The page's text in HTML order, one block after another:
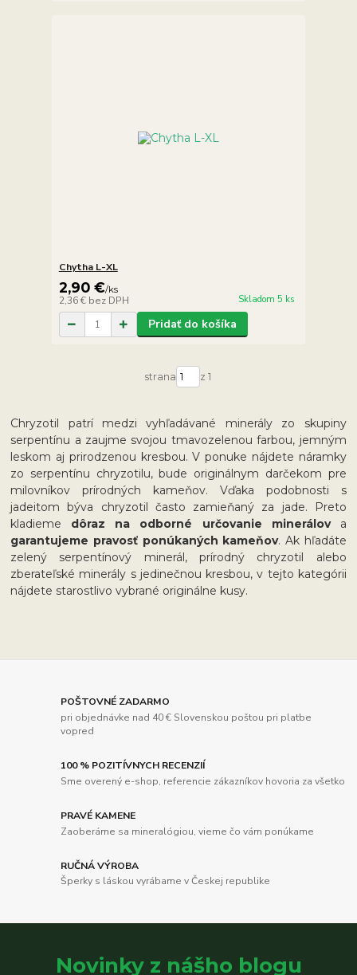
Chytha L-XL
2,90 €/ks
2,36 € bez DPH Skladom 5 ks
Pridať do košíka
strana z 1
Chryzotil patrí medzi vyhľadávané minerály zo skupiny
serpentínu a zaujme svojou tmavozelenou farbou, jemným
leskom aj prirodzenou kresbou. V ponuke nájdete náramky
zo serpentínu chryzotilu, bude originálnym darčekom pre
milovníkov prírodných kameňov. Vďaka podobnosti s
jadeitom býva chryzotil často zamieňaný za jade. Preto
kladieme dôraz na odborné určovanie minerálova
garantujeme pravosť ponúkaných kameňov. Ak hľadáte
zelený serpentínový minerál, prírodný chryzotil alebo
zberateľské minerály s jedinečnou kresbou, v tejto kategórii
nájdete starostlivo vybrané originálne kusy.
POŠTOVNÉ ZADARMO
pri objednávke nad 40 € Slovenskou poštou pri platbe
vopred
100 % POZITÍVNYCH RECENZIÍ
Sme overený e-shop, referencie zákazníkov hovoria za všetko
PRAVÉ KAMENE
Zaoberáme sa mineralógiou, vieme čo vám ponúkame
RUČNÁ VÝROBA
Šperky s láskou vyrábame v Českej republike
Novinky z nášho blogu